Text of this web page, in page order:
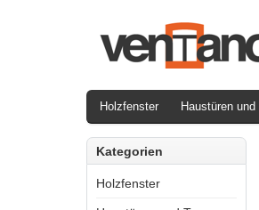
Holzfenster Haustüren und
Kategorien
Holzfenster